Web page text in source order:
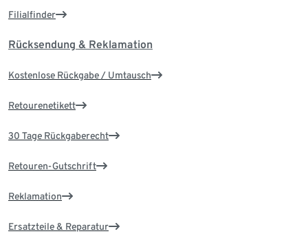
Filialfinder
Rücksendung & Reklamation
Kostenlose Rückgabe / Umtausch
Retourenetikett
30 Tage Rückgaberecht
Retouren-Gutschrift
Reklamation
Ersatzteile & Reparatur